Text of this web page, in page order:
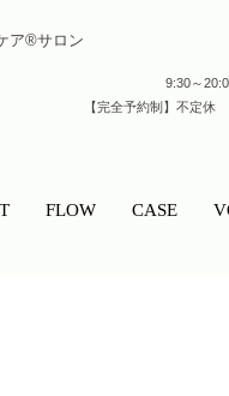
ア®︎サロン
9:30～
【完全予約制】不定
FLOW CASE